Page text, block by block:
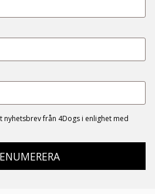
nyhetsbrev från 4Dogs i enlighet med